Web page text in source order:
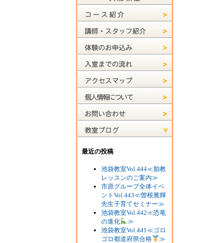
最近の投稿
池袋教室Vol.444≪胎教
レッスンのご案内≫
市原グループ全体イベ
ントVol.443≪曽根雅輝
先生子育てセミナー≫
池袋教室Vol.442≪恐竜
の進化
≫
池袋教室Vol.441≪ゴロ
ゴロ都道府県合格
≫